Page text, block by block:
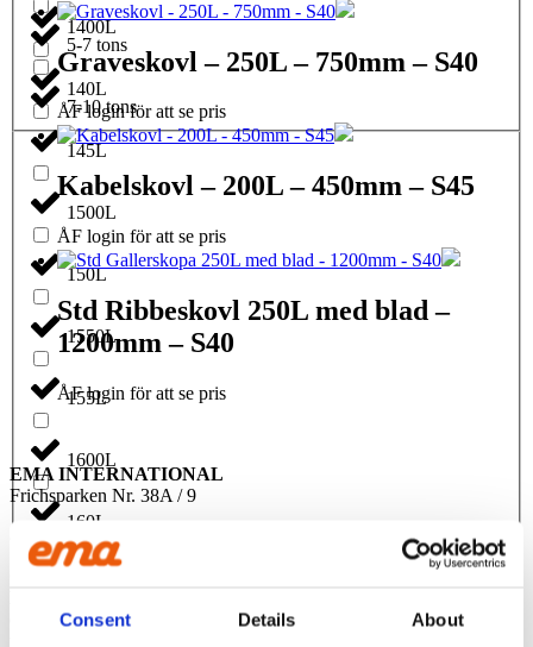
Consent Details About
1400L
140L
145L
1500L
150L
1550L
155L
1600L
160L
5-7 tons
7-10 tons
Graveskovl – 250L – 750mm – S40
ÅF login för att se pris
Kabelskovl – 200L – 450mm – S45
ÅF login för att se pris
Std Ribbeskovl 250L med blad –
1200mm – S40
ÅF login för att se pris
EMA INTERNATIONAL
Frichsparken Nr. 38A / 9
8230 Åbyhøj
overlader intet til tilfældighederne og drives af vores kunders